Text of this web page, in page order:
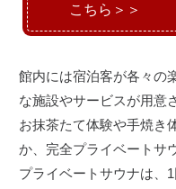
こちら＞＞
館内には宿泊客が各々の
な施設やサービスが用意
お抹茶たて体験や手焼き
か、完全プライベートサ
プライベートサウナは、